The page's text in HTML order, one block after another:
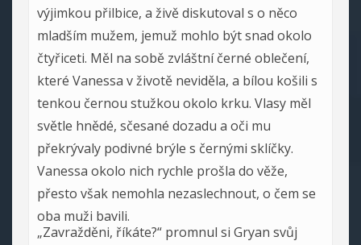
výjimkou přilbice, a živě diskutoval s o něco
mladším mužem, jemuž mohlo být snad okolo
čtyřiceti. Měl na sobě zvláštní černé oblečení,
které Vanessa v životě neviděla, a bílou košili s
tenkou černou stužkou okolo krku. Vlasy měl
světle hnědé, sčesané dozadu a oči mu
překrývaly podivné brýle s černými sklíčky.
Vanessa okolo nich rychle prošla do věže,
přesto však nemohla nezaslechnout, o čem se
oba muži bavili.
„Zavražděni, říkáte?“ promnul si Gryan svůj